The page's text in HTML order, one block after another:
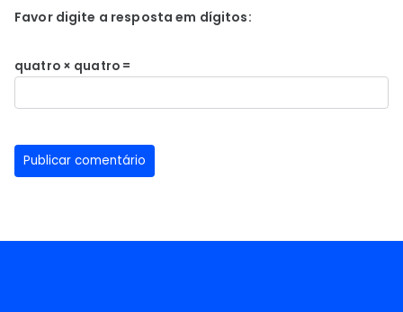
Favor digite a resposta em dígitos:
quatro × quatro =